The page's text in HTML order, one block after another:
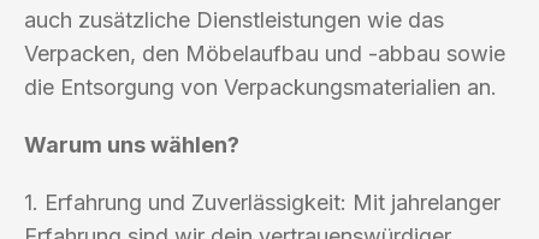
auch zusätzliche Dienstleistungen wie das
Verpacken, den Möbelaufbau und -abbau sowie
die Entsorgung von Verpackungsmaterialien an.
Warum uns wählen?
1. Erfahrung und Zuverlässigkeit: Mit jahrelanger